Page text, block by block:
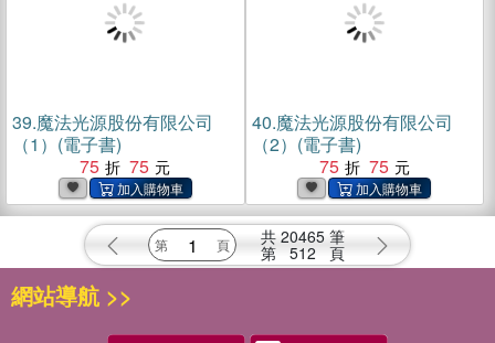
39.魔法光源股份有限公司
（1）(電子書)
75
75
40.魔法光源股份有限公司
（2）(電子書)
75
75
共 20465 筆
第 512 頁
網站導航 >>